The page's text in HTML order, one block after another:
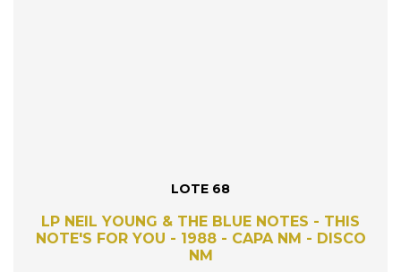
LOTE 68
LP NEIL YOUNG & THE BLUE NOTES - THIS
NOTE'S FOR YOU - 1988 - CAPA NM - DISCO
NM